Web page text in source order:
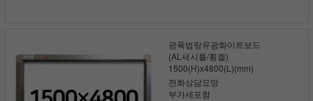
광폭법랑유광화이트보드
(AL새시틀/횡켈)
1500(H)x4800(L)(mm)
전화상담요망
부가세포함